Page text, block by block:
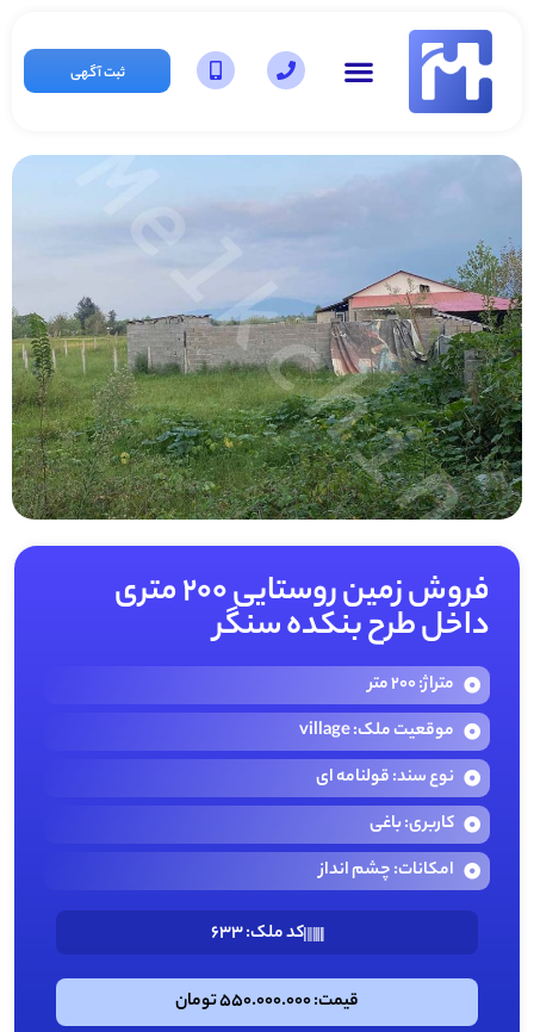
ثبت آگهی
فروش زمین روستایی ۲۰۰ متری
داخل طرح بنکده سنگر
متراژ: 200 متر
موقعیت ملک: village
نوع سند: قولنامه ای
کاربری: باغی
امکانات: چشم انداز
کد ملک: 633
قیمت: 550.000.000 تومان